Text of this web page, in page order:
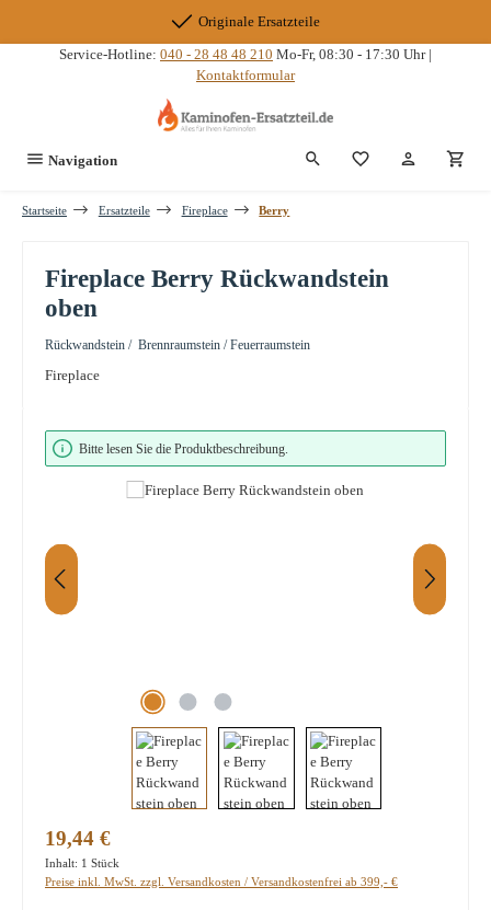
Originale Ersatzteile
Service-Hotline: 040 - 28 48 48 210 Mo-Fr, 08:30 - 17:30 Uhr |
Kontaktformular
Navigation Du hast 0
Startseite Ersatzteile Fireplace Berry
Fireplace Berry Rückwandstein
oben
Rückwandstein / Brennraumstein / Feuerraumstein
Fireplace
Bildergalerie überspringen
Bitte lesen Sie die Produktbeschreibung.
Regulärer Preis:
19,44 €
Inhalt: 1 Stück
Preise inkl. MwSt. zzgl. Versandkosten / Versandkostenfrei ab 399,- €